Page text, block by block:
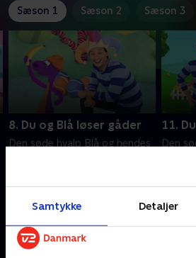
Samtykke Detaljer
Sæson 1 Sæson 2 Sæson 3
8. Du og Blå løser gåder
Den søde hvalp Blå og hendes
1. januar 2023 • 21 min
11.
Den
ven
1.
Andre så også